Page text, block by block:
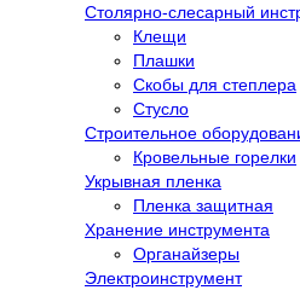
Столярно-слесарный
Клещи
Плашки
Скобы для степлера
Стусло
Строительное
Кровельные горелки
Укрывная пленка
Пленка защитная
Хранение инструмента
Органайзеры
Электроинструмент